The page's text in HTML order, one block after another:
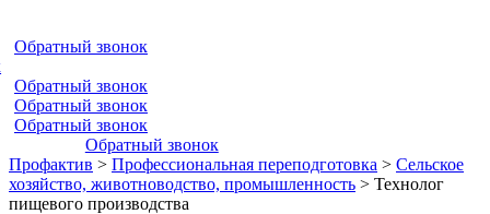
Обратный звонок
Обратный звонок
Обратный звонок
Обратный звонок
Обратный звонок
Профактив > Профессиональная переподготовка > Сельское
хозяйство, животноводство, промышленность > Технолог
пищевого производства